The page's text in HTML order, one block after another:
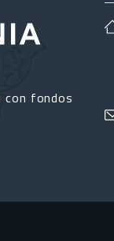
con fondos